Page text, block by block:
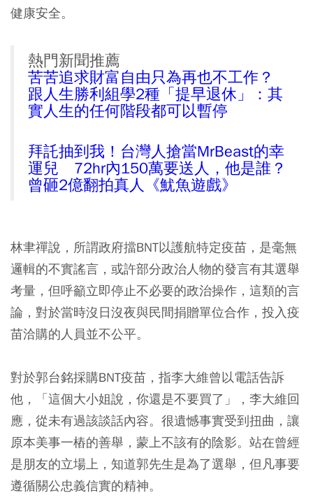
健康安全。
熱門新聞推薦
苦苦追求財富自由只為再也不工作？
跟人生勝利組學2種「提早退休」：其
實人生的任何階段都可以暫停
拜託抽到我！台灣人搶當MrBeast的幸
運兒 72hr內150萬要送人，他是誰？
曾砸2億翻拍真人《魷魚遊戲》
林聿禪說，所謂政府擋BNT以護航特定疫苗，是毫無
邏輯的不實謠言，或許部分政治人物的發言有其選舉
考量，但呼籲立即停止不必要的政治操作，這類的言
論，對於當時沒日沒夜與民間捐贈單位合作，投入疫
苗洽購的人員並不公平。
對於郭台銘採購BNT疫苗，指李大維曾以電話告訴
他，「這個大小姐說，你還是不要買了」，李大維回
應，從未有過該談話內容。很遺憾事實受到扭曲，讓
原本美事一樁的善舉，蒙上不該有的陰影。站在曾經
是朋友的立場上，知道郭先生是為了選舉，但凡事要
遵循關公忠義信實的精神。